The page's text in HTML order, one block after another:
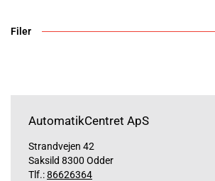
Filer
AutomatikCentret ApS
Strandvejen 42
Saksild 8300 Odder
Tlf.:86626364